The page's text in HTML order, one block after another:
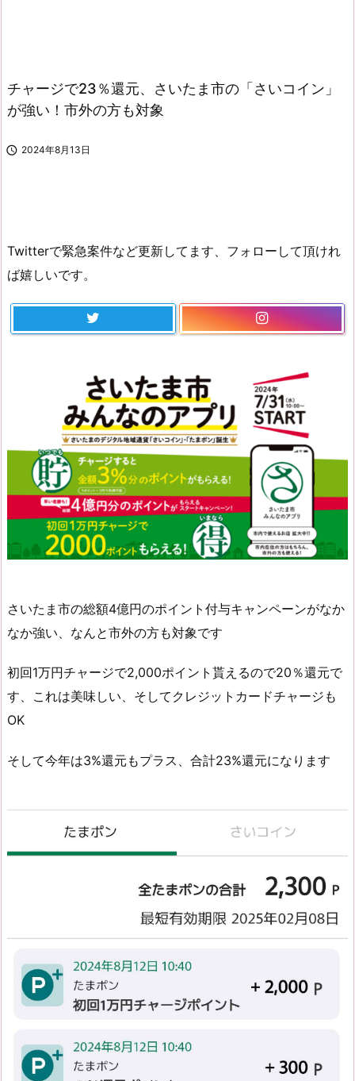
チャージで23％還元、さいたま市の「さいコイン」
が強い！市外の方も対象
 2024年8月13日
Twitterで緊急案件など更新してます、フォローして頂けれ
ば嬉しいです。
さいたま市の総額4億円のポイント付与キャンペーンがなか
なか強い、なんと市外の方も対象です
初回1万円チャージで2,000ポイント貰えるので20％還元で
す、これは美味しい、そしてクレジットカードチャージも
OK
そして今年は3%還元もプラス、合計23%還元になります